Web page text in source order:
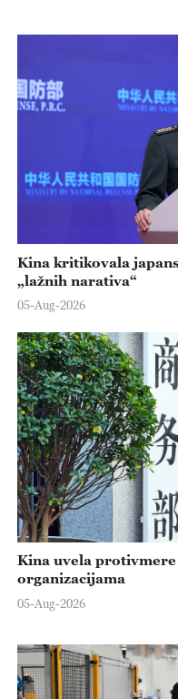
Kina kritikovala
„lažnih narativa“
05-Aug-2026
Kina uvela
organizacijama
05-Aug-2026